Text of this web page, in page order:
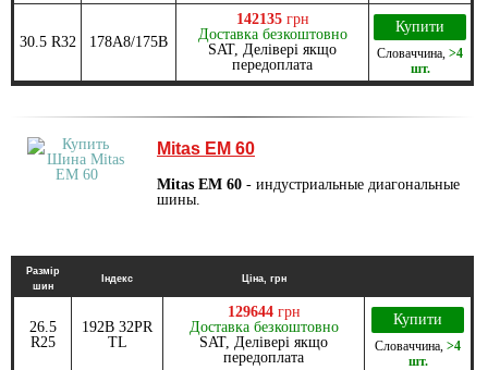
30.5 R32 178A8/175B
142135 грн
Доставка безкоштовно
SAT, Делівері якщо
передоплата
Купити
Словаччина >4
шт.
Mitas EM 60
Mitas EM 60 - индустриальные диагональные
шины.
Размір
шин
Індекс Ціна, грн
26.5
R25
192B 32PR
TL
129644 грн
Доставка безкоштовно
SAT, Делівері якщо
передоплата
Купити
Словаччина >4
шт.